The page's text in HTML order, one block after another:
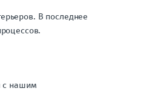
В последнее
с нашим